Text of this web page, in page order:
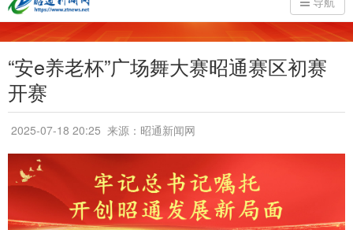
“安e养老杯”广场舞大赛昭通赛区初赛
开赛
2025-07-18 20:25 来源：昭通新闻网